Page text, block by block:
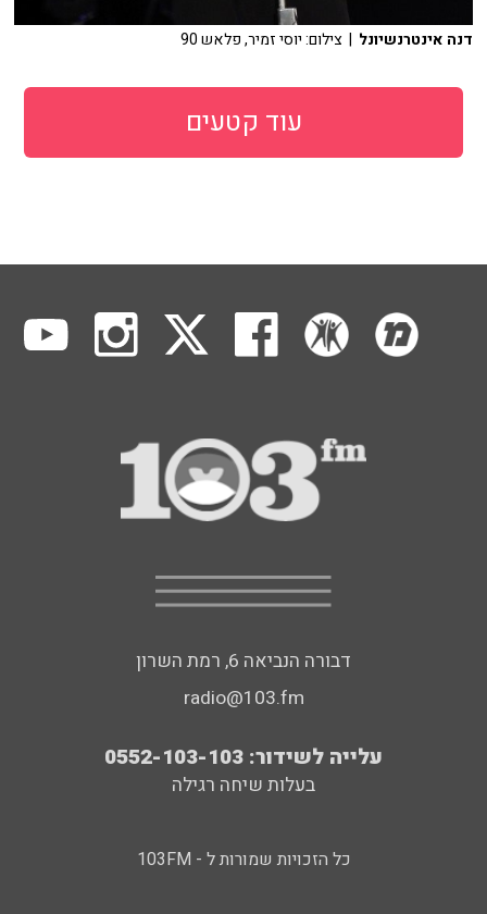
דנה אינטרנשיונל | צילום: יוסי זמיר, פלאש 90
עוד קטעים
דבורה הנביאה 6, רמת השרון
radio@103.fm
עלייה לשידור: 0552-103-103
בעלות שיחה רגילה
כל הזכויות שמורות ל - 103FM